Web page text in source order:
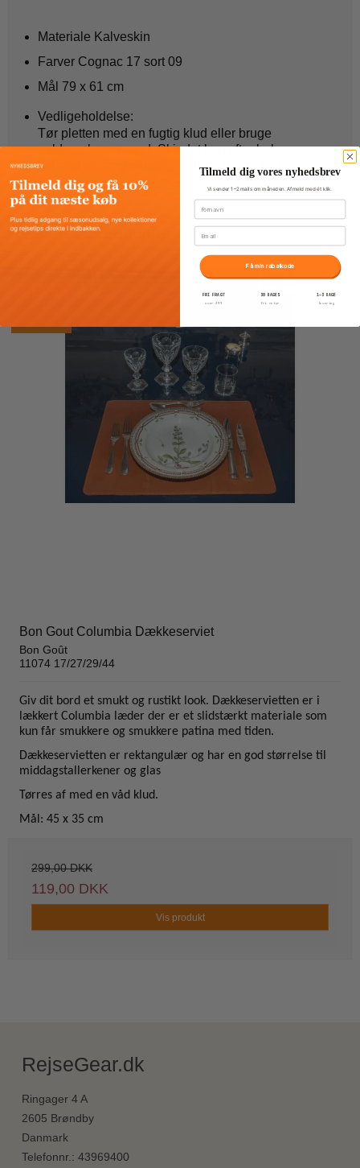
Materiale Kalveskin
Farver Cognac 17 sort 09
Mål 79 x 61 cm
Vedligeholdelse:
Tør pletten med en fugtig klud eller bruge
galdesæbe og vand. Skindet kan efter behov
behandles med naturlig læderfedt eller læderolie.
Relaterede produkter
Bon Gout Columbia Dækkeserviet
Bon Goût
11074 17/27/29/44
Giv dit bord et smukt og rustikt look. Dækkeservietten er i
lækkert Columbia læder der er et slidstærkt materiale som
kun får smukkere og smukkere patina med tiden.
Dækkeservietten er rektangulær og har en god størrelse til
middagstallerkener og glas
Tørres af med en våd klud.
Mål: 45 x 35 cm
299,00 DKK
119,00 DKK
Vis produkt
RejseGear.dk
Ringager 4 A
2605 Brøndby
Danmark
Telefonnr. : 43969400
Tilmeld dig vores nyhedsbrev
Vi sender 1–2 mails om måneden. Afmeld med ét klik.
Fornavn
Email
Få min rabatkode
FRI FRAGT
over 399
30 DAGES
fri retur
1–3 DAGE
levering